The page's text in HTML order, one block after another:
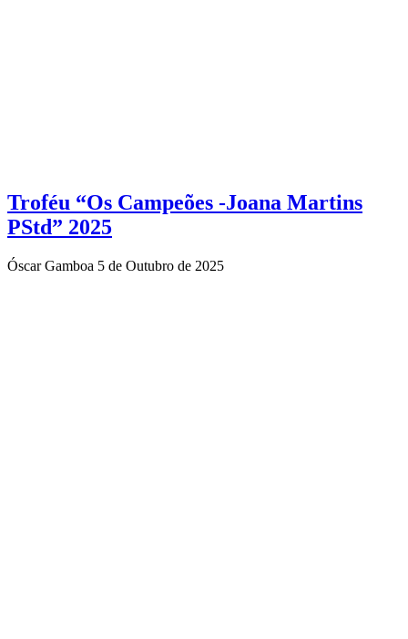
Troféu “Os Campeões -Joana Martins
PStd” 2025
Óscar Gamboa 5 de Outubro de 2025